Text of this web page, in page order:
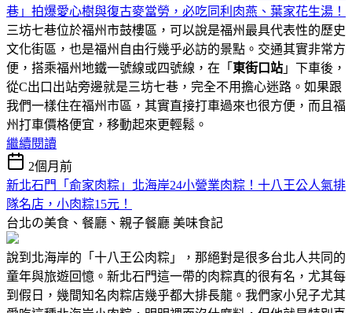
巷」拍爆愛心樹與復古麥當勞，必吃同利肉燕、葉家花生湯！
三坊七巷位於福州市鼓樓區，可以說是福州最具代表性的歷史
文化街區，也是福州自由行幾乎必訪的景點。交通其實非常方
便，搭乘福州地鐵一號線或四號線，在「 東街口站 」下車後，
從C出口出站旁邊就是三坊七巷，完全不用擔心迷路。如果跟
我們一樣住在福州市區，其實直接打車過來也很方便，而且福
州打車價格便宜，移動起來更輕鬆。
繼續閱讀
2個月前
新北石門「俞家肉粽」北海岸24小營業肉粽！十八王公人氣排
隊名店，小肉粽15元！
台北の美食、餐廳、親子餐廳 美味食記
說到北海岸的「十八王公肉粽」，那絕對是很多台北人共同的
童年與旅遊回憶。新北石門這一帶的肉粽真的很有名，尤其每
到假日，幾間知名肉粽店幾乎都大排長龍。我們家小兒子尤其